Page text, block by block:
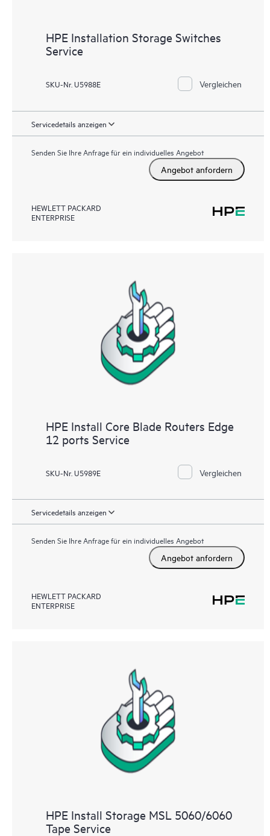
HPE Installation Storage Switches
Service
SKU-Nr. U5988E Vergleichen
Servicedetails anzeigen
Senden Sie Ihre Anfrage für ein individuelles Angebot
Angebot anfordern
HEWLETT PACKARD
ENTERPRISE
HPE Install Core Blade Routers Edge
12 ports Service
SKU-Nr. U5989E Vergleichen
Servicedetails anzeigen
Senden Sie Ihre Anfrage für ein individuelles Angebot
Angebot anfordern
HEWLETT PACKARD
ENTERPRISE
HPE Install Storage MSL 5060/6060
Tape Service